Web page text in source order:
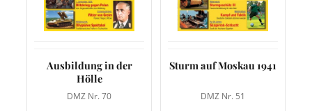
Ausbildung in der
Hölle
DMZ Nr. 70
Sturm auf Moskau 1941
DMZ Nr. 51